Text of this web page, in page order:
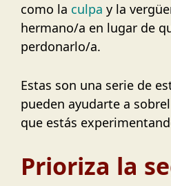
como la culpa y la
hermano/a en lugar de
perdonarlo/a.
Estas son una serie de
pueden ayudarte a
que estás
Prioriza la